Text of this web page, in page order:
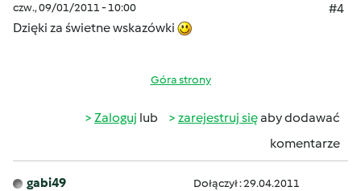
czw., 09/01/2011 - 10:00
#4
Dzięki za świetne wskazówki
Góra strony
Zaloguj lub zarejestruj sięaby dodawać
komentarze
gabi49 Dołączył : 29.04.2011